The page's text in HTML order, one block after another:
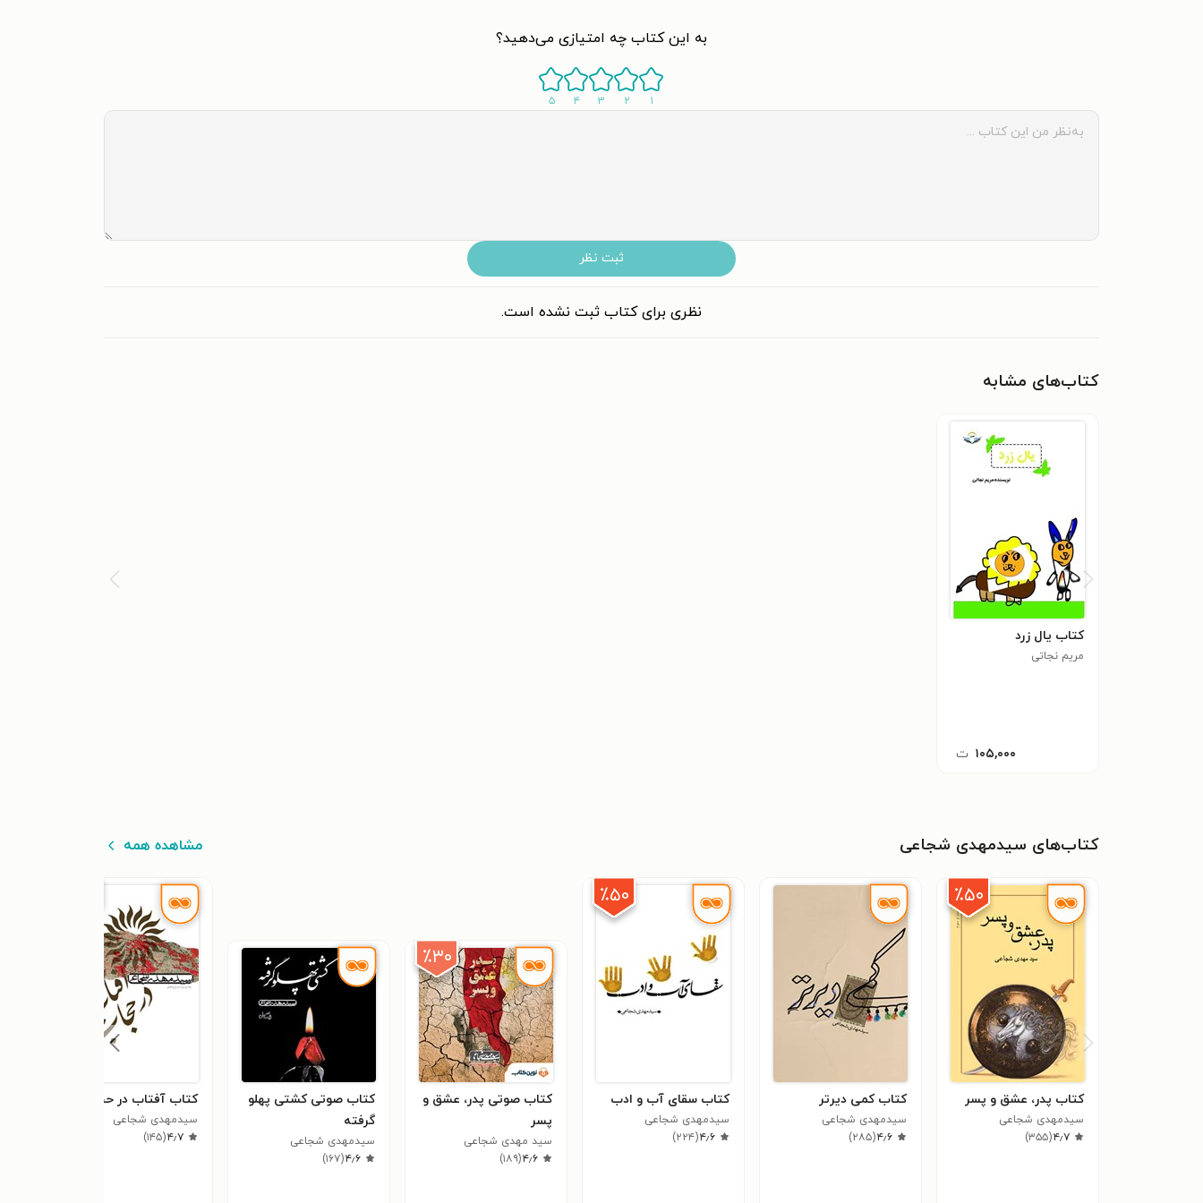
به این کتاب چه امتیازی می‌دهید؟
۱ ۲ ۳ ۴ ۵
ثبت نظر
نظری برای کتاب ثبت نشده است.
کتاب‌های مشابه
کتاب یال زرد
مریم نجاتی
۱۰۵,۰۰۰ ت
کتاب‌های سیدمهدی شجاعی مشاهده همه
٪۵۰
کتاب پدر، عشق و پسر
سیدمهدی شجاعی
۴٫۷(۳۵۵)
کتاب کمی دیرتر
سیدمهدی شجاعی
۴٫۶(۲۸۵)
٪۵۰
کتاب سقای آب و ادب
سیدمهدی شجاعی
۴٫۶(۲۲۴)
٪۳۰
کتاب صوتی پدر، عشق و
پسر
سید مهدی شجاعی
۴٫۶(۱۸۹)
کتاب صوتی کشتی پهلو
گرفته
سیدمهدی شجاعی
۴٫۶(۱۶۷)
کتاب آفتاب در حجاب
سیدمهدی شجاعی
۴٫۷(۱۴۵)